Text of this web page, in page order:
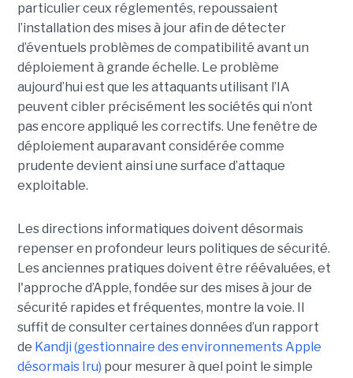
particulier ceux réglementés, repoussaient
l’installation des mises à jour afin de détecter
d’éventuels problèmes de compatibilité avant un
déploiement à grande échelle. Le problème
aujourd’hui est que les attaquants utilisant l’IA
peuvent cibler précisément les sociétés qui n’ont
pas encore appliqué les correctifs. Une fenêtre de
déploiement auparavant considérée comme
prudente devient ainsi une surface d’attaque
exploitable.
Les directions informatiques doivent désormais
repenser en profondeur leurs politiques de sécurité.
Les anciennes pratiques doivent être réévaluées, et
l'approche d’Apple, fondée sur des mises à jour de
sécurité rapides et fréquentes, montre la voie. Il
suffit de consulter certaines données d’un rapport
de Kandji (gestionnaire des environnements Apple
désormais Iru) pour mesurer à quel point le simple